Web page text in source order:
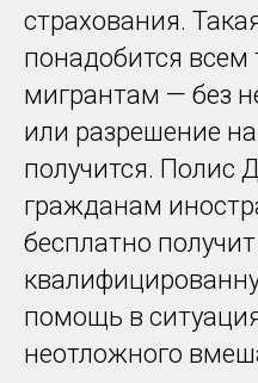
страхования.
понадобится
мигрантам — без
или разрешение
получится. Полис
гражданам
бесплатно получит
помощь в
неотложного